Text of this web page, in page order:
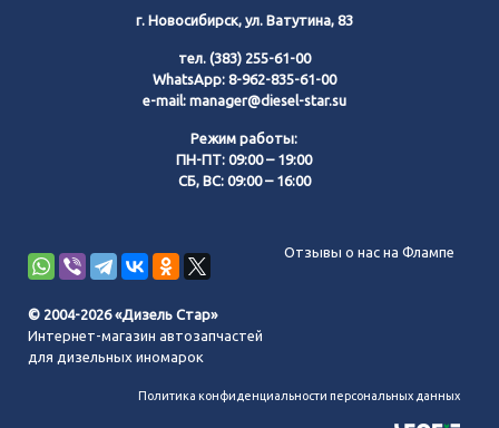
г. Новосибирск, ул. Ватутина, 83
тел. (383) 255-61-00
WhatsApp: 8-962-835-61-00
e-mail: manager@diesel-star.su
Режим работы:
ПН-ПТ: 09:00 – 19:00
СБ, ВС: 09:00 – 16:00
Отзывы о нас на Флампе
© 2004-2026 «Дизель Стар»
Интернет-магазин автозапчастей
для дизельных иномарок
Политика конфиденциальности персональных данных